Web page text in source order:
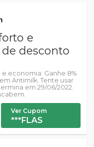
e
de desconto
economia: Ganhe 8%
Antimilk. Tente usar
em 29/06/2022.
Ver Cupom
***FLAS